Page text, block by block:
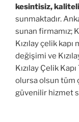
kesintisiz,
sunmaktadır.
sunan firmamız;
Kızılay çelik kapı
değişimi ve
Kızılay Çelik
olursa olsun tüm
güvenilir hizmet